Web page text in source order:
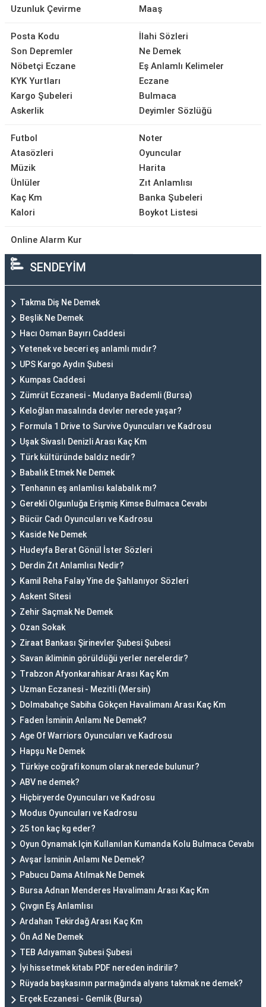
Uzunluk Çevirme
Maaş
Posta Kodu
Son Depremler
Nöbetçi Eczane
KYK Yurtları
Kargo Şubeleri
Askerlik
İlahi Sözleri
Ne Demek
Eş Anlamlı Kelimeler
Eczane
Bulmaca
Deyimler Sözlüğü
Futbol
Atasözleri
Müzik
Ünlüler
Kaç Km
Kalori
Noter
Oyuncular
Harita
Zıt Anlamlısı
Banka Şubeleri
Boykot Listesi
Online Alarm Kur
SENDEYİM
Takma Diş Ne Demek
Beşlik Ne Demek
Hacı Osman Bayırı Caddesi
Yetenek ve beceri eş anlamlı mıdır?
UPS Kargo Aydın Şubesi
Kumpas Caddesi
Zümrüt Eczanesi - Mudanya Bademli (Bursa)
Keloğlan masalında devler nerede yaşar?
Formula 1 Drive to Survive Oyuncuları ve Kadrosu
Uşak Sivaslı Denizli Arası Kaç Km
Türk kültüründe baldız nedir?
Babalık Etmek Ne Demek
Tenhanın eş anlamlısı kalabalık mı?
Gerekli Olgunluğa Erişmiş Kimse Bulmaca Cevabı
Bücür Cadı Oyuncuları ve Kadrosu
Kaside Ne Demek
Hudeyfa Berat Gönül İster Sözleri
Derdin Zıt Anlamlısı Nedir?
Kamil Reha Falay Yine de Şahlanıyor Sözleri
Askent Sitesi
Zehir Saçmak Ne Demek
Ozan Sokak
Ziraat Bankası Şirinevler Şubesi Şubesi
Savan ikliminin görüldüğü yerler nerelerdir?
Trabzon Afyonkarahisar Arası Kaç Km
Uzman Eczanesi - Mezitli (Mersin)
Dolmabahçe Sabiha Gökçen Havalimanı Arası Kaç Km
Faden İsminin Anlamı Ne Demek?
Age Of Warriors Oyuncuları ve Kadrosu
Hapşu Ne Demek
Türkiye coğrafi konum olarak nerede bulunur?
ABV ne demek?
Hiçbiryerde Oyuncuları ve Kadrosu
Modus Oyuncuları ve Kadrosu
25 ton kaç kg eder?
Oyun Oynamak Için Kullanılan Kumanda Kolu Bulmaca Cevabı
Avşar İsminin Anlamı Ne Demek?
Pabucu Dama Atılmak Ne Demek
Bursa Adnan Menderes Havalimanı Arası Kaç Km
Çıvgın Eş Anlamlısı
Ardahan Tekirdağ Arası Kaç Km
Ön Ad Ne Demek
TEB Adıyaman Şubesi Şubesi
İyi hissetmek kitabı PDF nereden indirilir?
Rüyada başkasının parmağında alyans takmak ne demek?
Erçek Eczanesi - Gemlik (Bursa)